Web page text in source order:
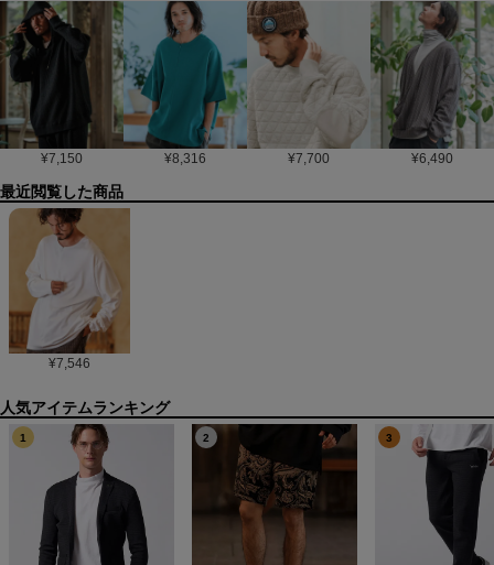
¥7,150 ¥8,316 ¥7,700 ¥6,490
最近閲覧した商品
¥7,546
1 2 3